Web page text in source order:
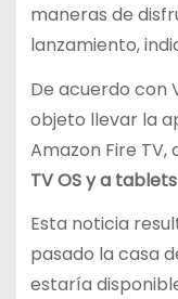
maneras de
lanzamiento,
De acuerdo con
objeto llevar la
Amazon Fire TV,
TV OS y a
Esta noticia
pasado la casa
estaría